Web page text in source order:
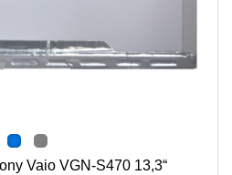
Vaio VGN-S470 13,3“